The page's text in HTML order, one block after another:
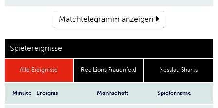
Matchtelegramm anzeigen
Spielereignisse
Alle Ereignisse Red Lions Frauenfeld Nesslau Sharks
Minute Ereignis Mannschaft Spielername